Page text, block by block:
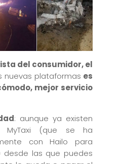
del consumidor, el
nuevas plataformas es
mejor servicio
: aunque ya existen
MyTaxi (que se ha
con Hailo para
desde las que puedes